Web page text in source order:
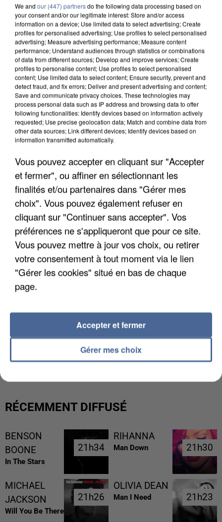
DE FAUNE SAUVAGE SONT...
MAFIA INTERPELLÉ EN ALGÉRIE
RÉCEMMENT DIFFUSÉ
BENSON
BOONE
In The Stars
21h34
21h34
RIHANNA
Man Down 21h30
21h30
MICHAEL
JACKSON
Will You Be There
21h26
21h26
OLIVIA DEAN
Man I Need 21h23
21h23
We and our (447) partnersdo the following data processing based on
your consent and/or our legitimate interest: Store and/or access
information on a device; Use limited data to select advertising; Create
profiles for personalised advertising; Use profiles to select personalised
advertising; Measure advertising performance; Measure content
performance; Understand audiences through statistics or combinations
of data from different sources; Develop and improve services; Create
profiles to personalise content; Use profiles to select personalised
content; Use limited data to select content; Ensure security, prevent and
detect fraud, and fix errors; Deliver and present advertising and content;
Save and communicate privacy choices. These technologies may
process personal data such as IP address and browsing data to offer
following functionalities: Identify devices based on information actively
requested; Use precise geolocation data; Match and combine data from
other data sources; Link different devices; Identify devices based on
information transmitted automatically.
Vous pouvez accepter en cliquant sur "Accepter
et fermer", ou affiner en sélectionnant les
finalités et/ou partenaires dans "Gérer mes
choix". Vous pouvez également refuser en
cliquant sur "Continuer sans accepter". Vos
préférences ne s'appliqueront que pour ce site.
Vous pouvez mettre à jour vos choix, ou retirer
votre consentement à tout moment via le lien
"Gérer les cookies" situé en bas de chaque
page.
Gérer mes choix
Accepter et fermer